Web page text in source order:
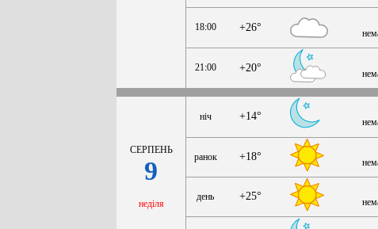
18:00 +26°
21:00 +20°
СЕРПЕНЬ
9
неділя
ніч +14°
ранок +18°
день +25°